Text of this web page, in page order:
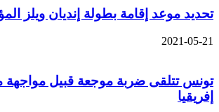
تحديد موعد إقامة بطولة إنديان ويلز
2021-05-21
تونس تتلقى ضربة موجعة قبيل
إفريقيا